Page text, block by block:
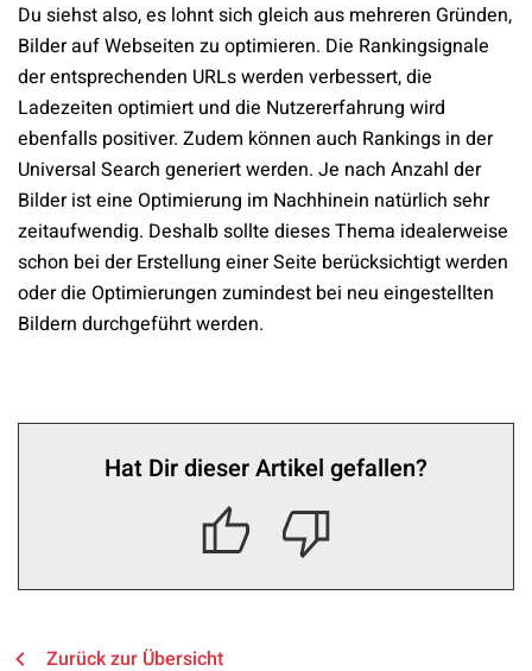
Du siehst also, es lohnt sich gleich aus mehreren Gründen,
Bilder auf Webseiten zu optimieren. Die Rankingsignale
der entsprechenden URLs werden verbessert, die
Ladezeiten optimiert und die Nutzererfahrung wird
ebenfalls positiver. Zudem können auch Rankings in der
Universal Search generiert werden. Je nach Anzahl der
Bilder ist eine Optimierung im Nachhinein natürlich sehr
zeitaufwendig. Deshalb sollte dieses Thema idealerweise
schon bei der Erstellung einer Seite berücksichtigt werden
oder die Optimierungen zumindest bei neu eingestellten
Bildern durchgeführt werden.
Hat Dir dieser Artikel gefallen?
Zurück zur Übersicht